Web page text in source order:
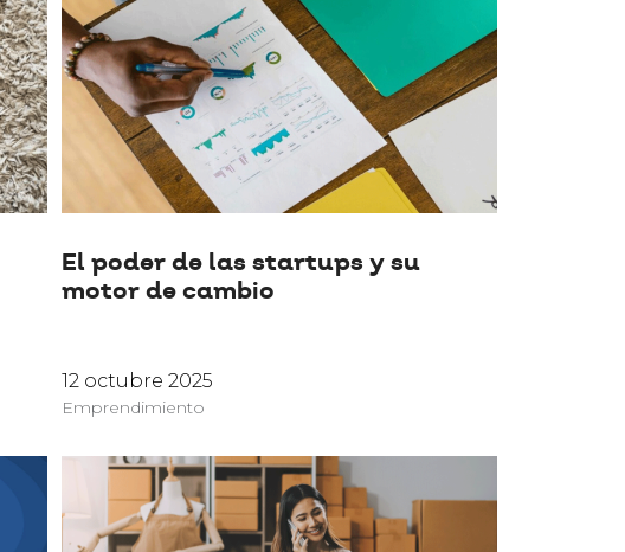
El poder de las startups y su
motor de cambio
12 octubre 2025
Emprendimiento